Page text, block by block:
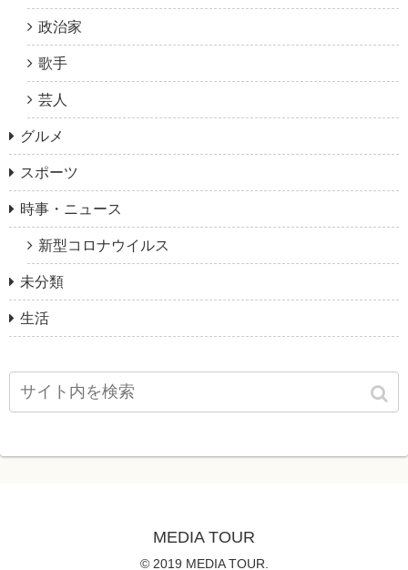
政治家
歌手
芸人
グルメ
スポーツ
時事・ニュース
新型コロナウイルス
未分類
生活
MEDIA TOUR
© 2019 MEDIA TOUR.